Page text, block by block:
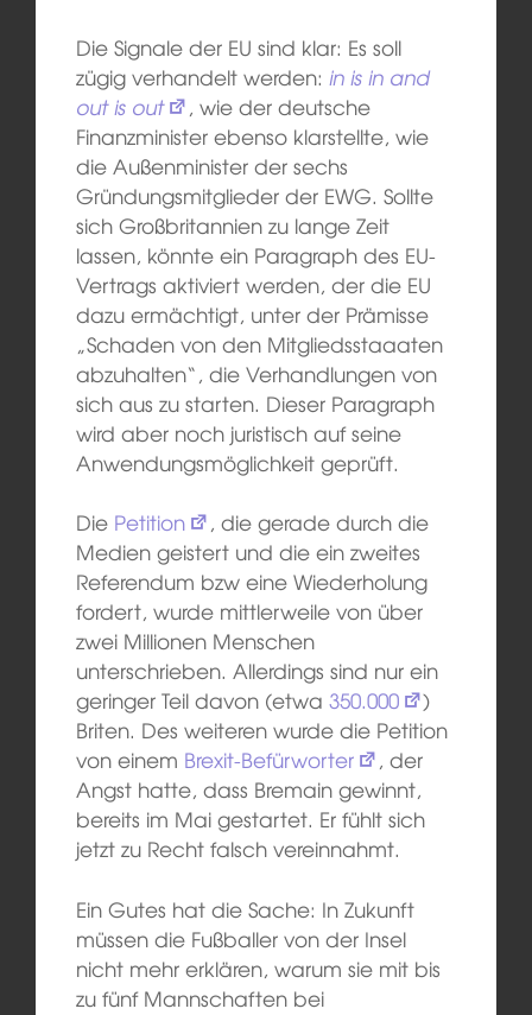
Die Signale der EU sind klar: Es soll
zügig verhandelt werden: in is in and
out is out
, wie der deutsche
Finanzminister ebenso klarstellte, wie
die Außenminister der sechs
Gründungsmitglieder der EWG. Sollte
sich Großbritannien zu lange Zeit
lassen, könnte ein Paragraph des EU-
Vertrags aktiviert werden, der die EU
dazu ermächtigt, unter der Prämisse
„Schaden von den Mitgliedsstaaaten
abzuhalten“, die Verhandlungen von
sich aus zu starten. Dieser Paragraph
wird aber noch juristisch auf seine
Anwendungsmöglichkeit geprüft.
Die Petition
, die gerade durch die
Medien geistert und die ein zweites
Referendum bzw eine Wiederholung
fordert, wurde mittlerweile von über
zwei Millionen Menschen
unterschrieben. Allerdings sind nur ein
geringer Teil davon (etwa 350.000
)
Briten. Des weiteren wurde die Petition
von einem Brexit-Befürworter
, der
Angst hatte, dass Bremain gewinnt,
bereits im Mai gestartet. Er fühlt sich
jetzt zu Recht falsch vereinnahmt.
Ein Gutes hat die Sache: In Zukunft
müssen die Fußballer von der Insel
nicht mehr erklären, warum sie mit bis
zu fünf Mannschaften bei